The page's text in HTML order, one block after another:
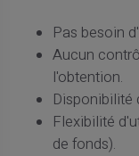
Pas besoin
Aucun
l'obtention.
Disponibilité
Flexibilité
de fonds).